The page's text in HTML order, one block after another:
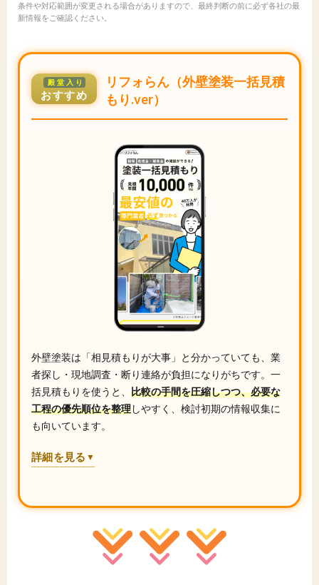
条件や対応範囲が変更される場合がありますので、最終判断の前に必ず各社の最
新情報をご確認ください。
殿堂入り
おすすめ
リフォらん（外壁塗装一括見積
もり.ver）
外壁塗装は「相見積もりが大事」と分かっていても、業
者探し・現地調査・断り連絡が負担になりがちです。一
括見積もりを使うと、 比較の手間を圧縮しつつ、必要な
工程の優先順位を整理しやすく、検討初期の情報収集に
も向いています。
詳細を見る ▼